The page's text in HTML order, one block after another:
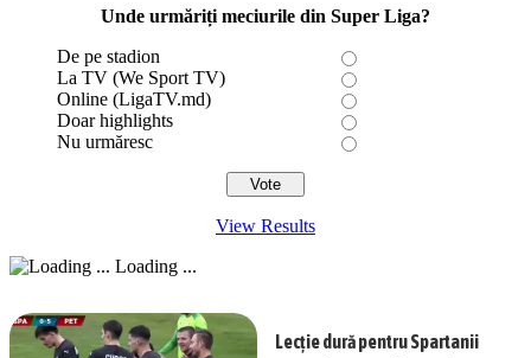
Unde urmăriți meciurile din Super Liga?
De pe stadion
La TV (We Sport TV)
Online (LigaTV.md)
Doar highlights
Nu urmăresc
View Results
Loading ...
Lecție dură pentru Spartanii